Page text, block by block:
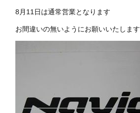
8月11日は通常営業となります
お間違いの無いようにお願いいたします